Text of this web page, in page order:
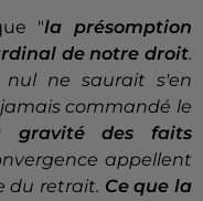
"la présomption
de notre droit.
nul ne saurait s'en
commandé le
gravité des faits
appellent
du retrait. Ce que la